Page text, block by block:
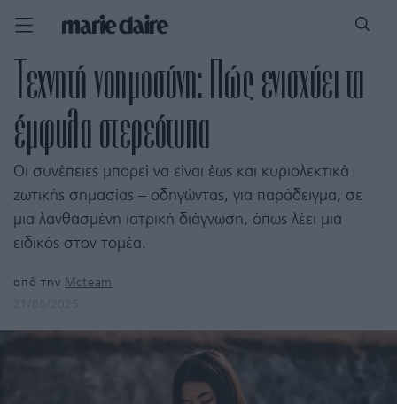
Τεχνητή νοημοσύνη: Πώς ενισχύει τα
έμφυλα στερεότυπα
Οι συνέπειες μπορεί να είναι έως και κυριολεκτικά
ζωτικής σημασίας – οδηγώντας, για παράδειγμα, σε
μια λανθασμένη ιατρική διάγνωση, όπως λέει μια
ειδικός στον τομέα.
από την Mcteam